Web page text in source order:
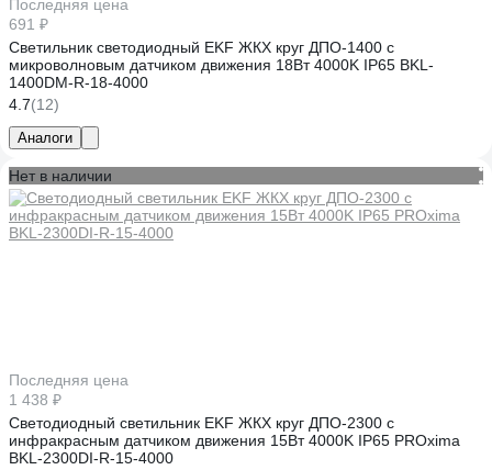
Последняя цена
691 ₽
Светильник светодиодный EKF ЖКХ круг ДПО-1400 с
микроволновым датчиком движения 18Вт 4000K IP65 BKL-
1400DM-R-18-4000
4.7(12)
Аналоги
Нет в наличии
Последняя цена
1 438 ₽
Светодиодный светильник EKF ЖКХ круг ДПО-2300 с
инфракрасным датчиком движения 15Вт 4000K IP65 PROxima
BKL-2300DI-R-15-4000